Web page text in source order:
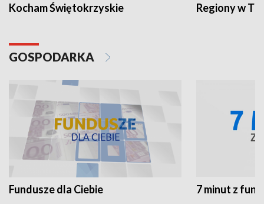
Kocham Świętokrzyskie Regiony w
GOSPODARKA
Fundusze dla Ciebie 7 minut z